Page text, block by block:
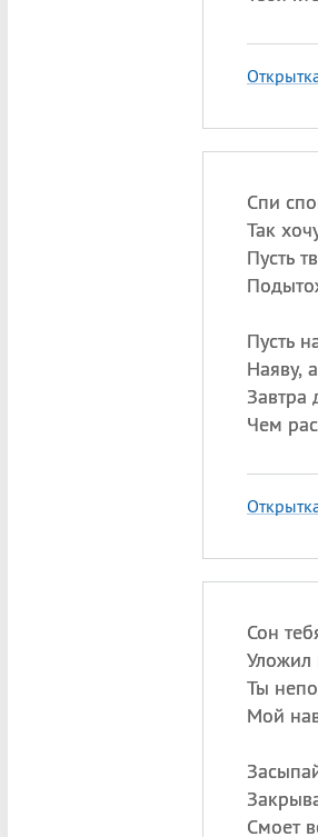
Спи
Так
Пусть
Пусть
Наяву,
Завтра
Чем
Сон
Уложил
Ты
Мой
Смоет